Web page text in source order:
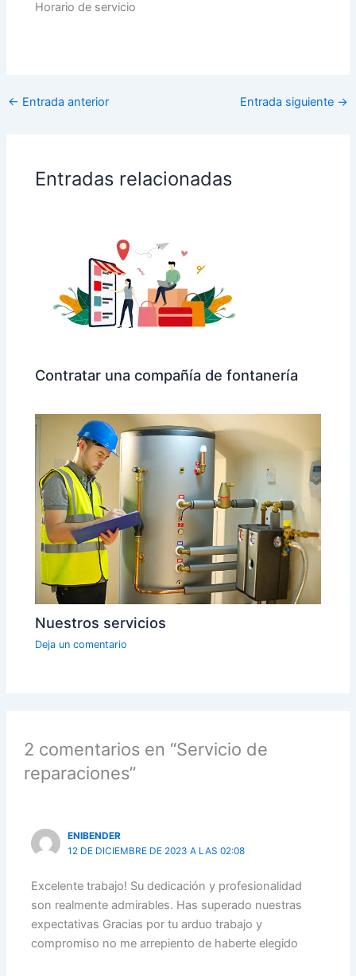
Horario de servicio
← Entrada anterior Entrada siguiente →
Entradas relacionadas
Contratar una compañía de fontanería
Nuestros servicios
Deja un comentario
2 comentarios en “Servicio de
reparaciones”
ENIBENDER
12 DE DICIEMBRE DE 2023 A LAS 02:08
Excelente trabajo! Su dedicación y profesionalidad
son realmente admirables. Has superado nuestras
expectativas Gracias por tu arduo trabajo y
compromiso no me arrepiento de haberte elegido